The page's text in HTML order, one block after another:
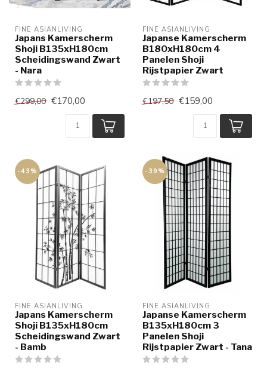
FINE ASIANLIVING
Japans Kamerscherm
Shoji B135xH180cm
Scheidingswand Zwart
- Nara
€299,00 €170,00
FINE ASIANLIVING
Japanse Kamerscherm
B180xH180cm 4
Panelen Shoji
Rijstpapier Zwart
€197,50 €159,00
-43%
FINE ASIANLIVING
Japans Kamerscherm
Shoji B135xH180cm
Scheidingswand Zwart
- Bamb
-39%
FINE ASIANLIVING
Japanse Kamerscherm
B135xH180cm 3
Panelen Shoji
Rijstpapier Zwart - Tana